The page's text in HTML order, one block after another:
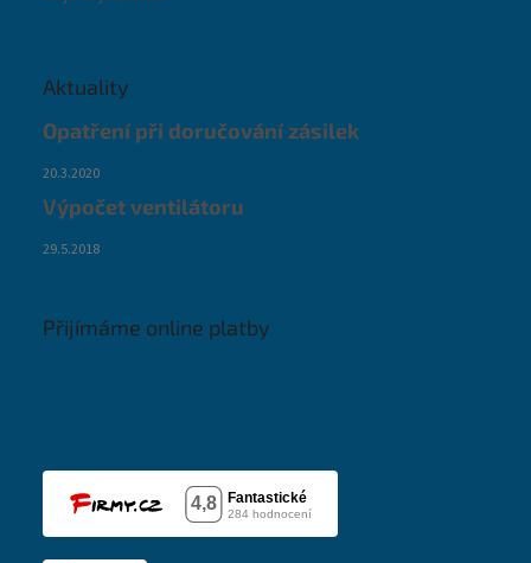
Aktuality
Opatření při doručování zásilek
20.3.2020
Výpočet ventilátoru
29.5.2018
Přijímáme online platby